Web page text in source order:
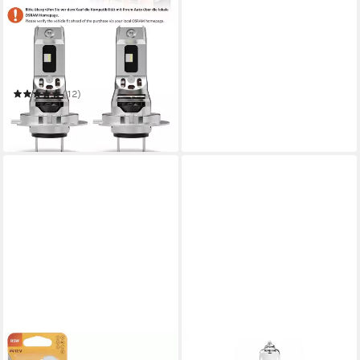
OSRAM
KFZ-Ersatzleuchte OSRAM
NIGHT BREAKER LED SPEED
H7 450
(12)
ab 110,99 €
(110,99 €/ 1 Paar)
in 3-4 Werktagen bei dir